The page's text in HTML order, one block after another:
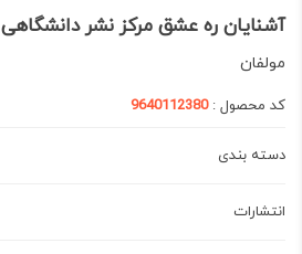
آشنایان ره عشق مرکز نشر دانشگاهی
مولفان
کد محصول :9640112380
دسته بندی
انتشارات